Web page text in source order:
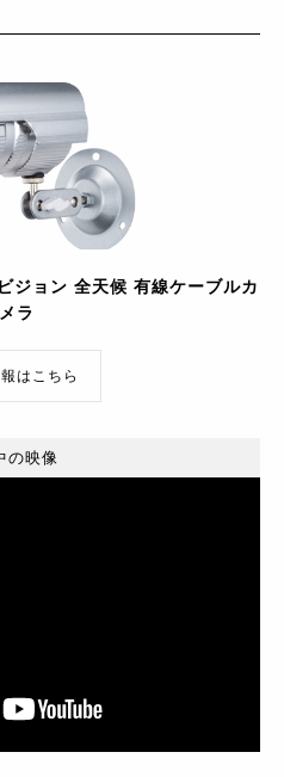
ジョン 全天候 有線ケーブルカ
メラ
はこちら
の映像